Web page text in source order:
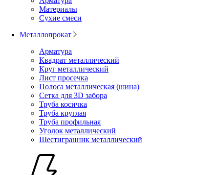
Материалы
Сухие смеси
Металлопрокат
Арматура
Квадрат металлический
Круг металлический
Лист просечка
Полоса металлическая (шина)
Сетка для 3D забора
Труба косичка
Труба круглая
Труба профильная
Уголок металлический
Шестигранник металлический